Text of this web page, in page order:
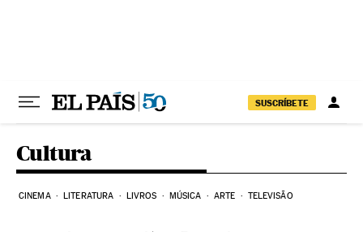
SUSCRÍBETE
Cultura
CINEMA LITERATURA LIVROS MÚSICA ARTE TELEVISÃO